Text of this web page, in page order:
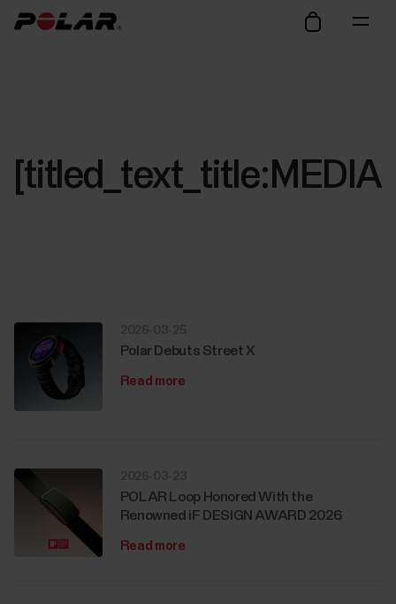
Polar Debuts Street X
Read more
POLAR Loop Honored With the
Renowned iF DESIGN AWARD 2026
Read more